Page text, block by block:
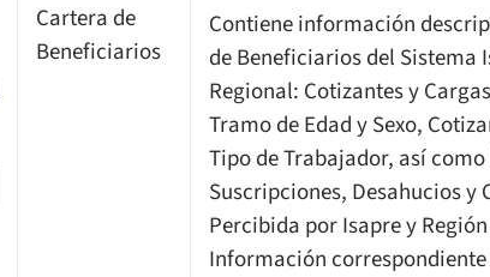
Cartera de
Beneficiarios
Contiene información
de Beneficiarios del Sistema
Regional: Cotizantes y
Tramo de Edad y Sexo,
Tipo de Trabajador, así
Suscripciones, Desahucios y
Percibida por Isapre y
Información correspondiente